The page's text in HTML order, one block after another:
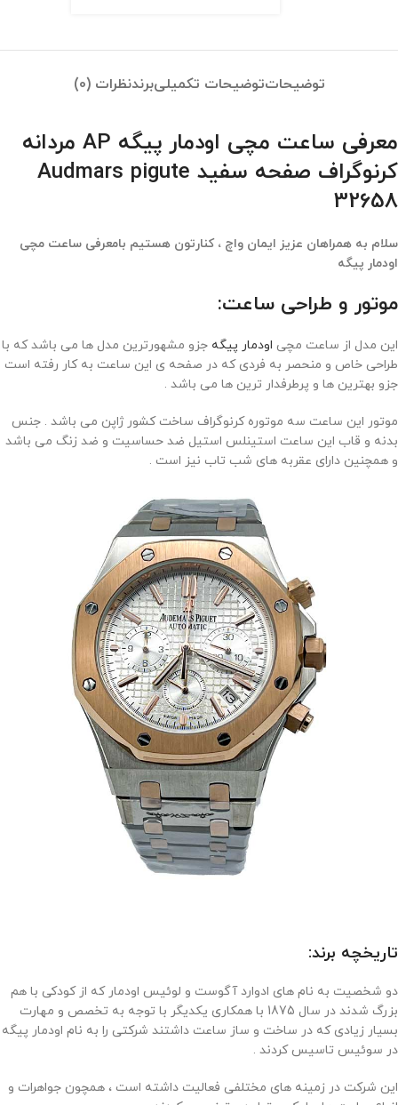
توضیحاتتوضیحات تکمیلیبرندنظرات (0)
معرفی ساعت مچی اودمار پیگه AP مردانه
کرنوگراف صفحه سفید Audmars pigute
32658
سلام به همراهان عزیز ایمان واچ ، کنارتون هستیم بامعرفی ساعت مچی
اودمار پیگه
موتور و طراحی ساعت:
این مدل از ساعت مچی اودمار پیگه جزو مشهورترین مدل ها می باشد که با
طراحی خاص و منحصر به فردی که در صفحه ی این ساعت به کار رفته است
جزو بهترین ها و پرطرفدار ترین ها می باشد .
موتور این ساعت سه موتوره کرنوگراف ساخت کشور ژاپن می باشد . جنس
بدنه و قاب این ساعت استینلس استیل ضد حساسیت و ضد زنگ می باشد
و همچنین دارای عقربه های شب تاب نیز است .
تاریخچه برند:
دو شخصیت به نام های ادوارد آگوست و لوئیس اودمار که از کودکی با هم
بزرگ شدند در سال 1875 با همکاری یکدیگر با توجه به تخصص و مهارت
بسیار زیادی که در ساخت و ساز ساعت داشتند شرکتی را به نام اودمار پیگه
در سوئیس تاسیس کردند .
این شرکت در زمینه های مختلفی فعالیت داشته است ، همچون جواهرات و